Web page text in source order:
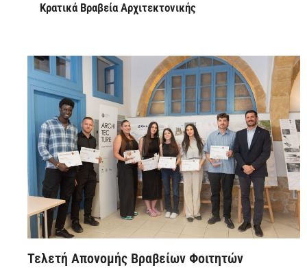
Κρατικά Βραβεία Αρχιτεκτονικής
Τελετή Απονομής Βραβείων Φοιτητών